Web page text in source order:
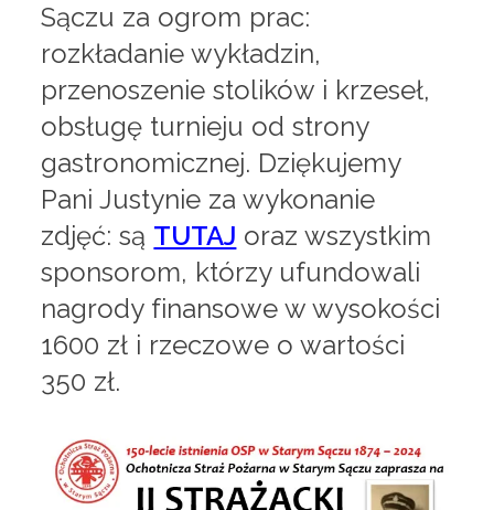
Sączu za ogrom prac:
rozkładanie wykładzin,
przenoszenie stolików i krzeseł,
obsługę turnieju od strony
gastronomicznej. Dziękujemy
Pani Justynie za wykonanie
zdjęć: są TUTAJ oraz wszystkim
sponsorom, którzy ufundowali
nagrody finansowe w wysokości
1600 zł i rzeczowe o wartości
350 zł.